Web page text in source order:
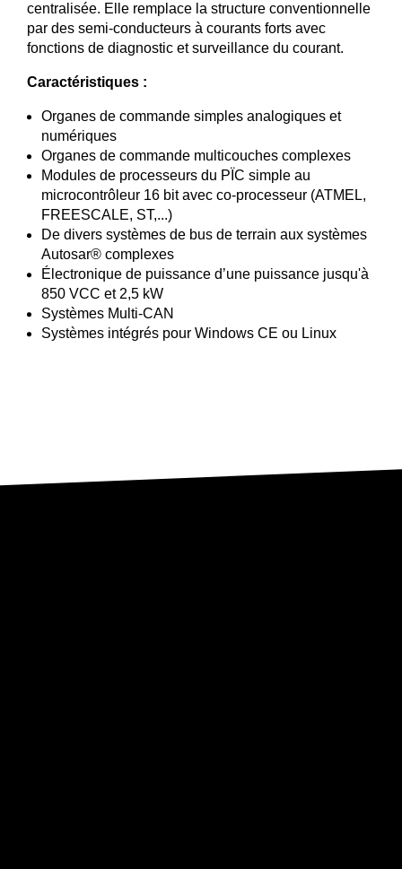
centralisée. Elle remplace la structure conventionnelle
par des semi-conducteurs à courants forts avec
fonctions de diagnostic et surveillance du courant.
Caractéristiques :
Organes de commande simples analogiques et
numériques
Organes de commande multicouches complexes
Modules de processeurs du PÏC simple au
microcontrôleur 16 bit avec co-processeur (ATMEL,
FREESCALE, ST,...)
De divers systèmes de bus de terrain aux systèmes
Autosar® complexes
Électronique de puissance d’une puissance jusqu'à
850 VCC et 2,5 kW
Systèmes Multi-CAN
Systèmes intégrés pour Windows CE ou Linux